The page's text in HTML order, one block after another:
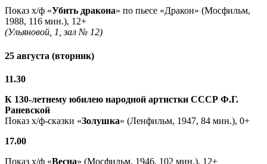
Показ х/ф «Убить дракона» по пьесе «Дракон» (Мосфильм,
1988, 116 мин.), 12+
(Ульяновой, 1, зал № 12)
25 августа (вторник)
11.30
К 130-летнему юбилею народной артистки СССР Ф.Г.
Раневской
Показ х/ф-сказки «Золушка» (Ленфильм, 1947, 84 мин.), 0+
17.00
Показ х/ф «Весна» (Мосфильм, 1946, 102 мин.), 12+